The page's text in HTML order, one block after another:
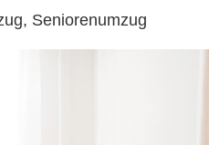
Seniorenumzug